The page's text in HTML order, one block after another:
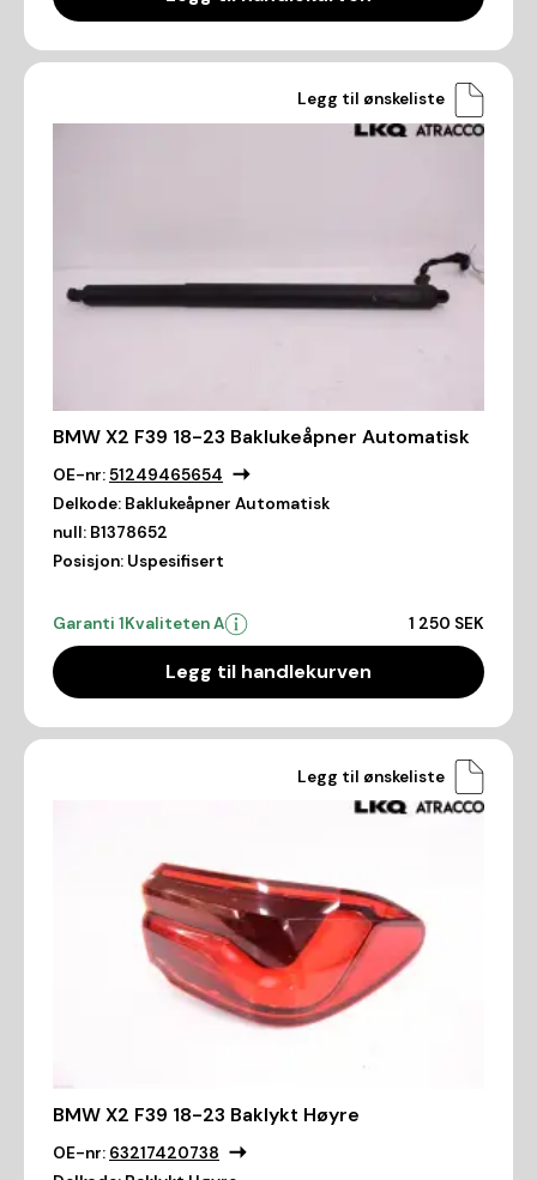
Legg til ønskeliste
BMW X2 F39 18-23 Baklukeåpner Automatisk
OE-nr:51249465654
Delkode: Baklukeåpner Automatisk
null: B1378652
Posisjon: Uspesifisert
Garanti 1Kvaliteten A 1 250 SEK
Legg til handlekurven
Legg til ønskeliste
BMW X2 F39 18-23 Baklykt Høyre
OE-nr: 63217420738